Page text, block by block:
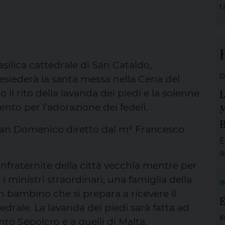
cattedrale di San Cataldo,
la santa messa nella Cena del
il rito della lavanda dei piedi e la solenne
per l’adorazione dei fedeli.
Domenico diretto dal m° Francesco
della città vecchia mentre per
i ministri straordinari, una famiglia della
che si prepara a ricevere il
La lavanda dei piedi sarà fatta ad
Sepolcro e a quelli di Malta.